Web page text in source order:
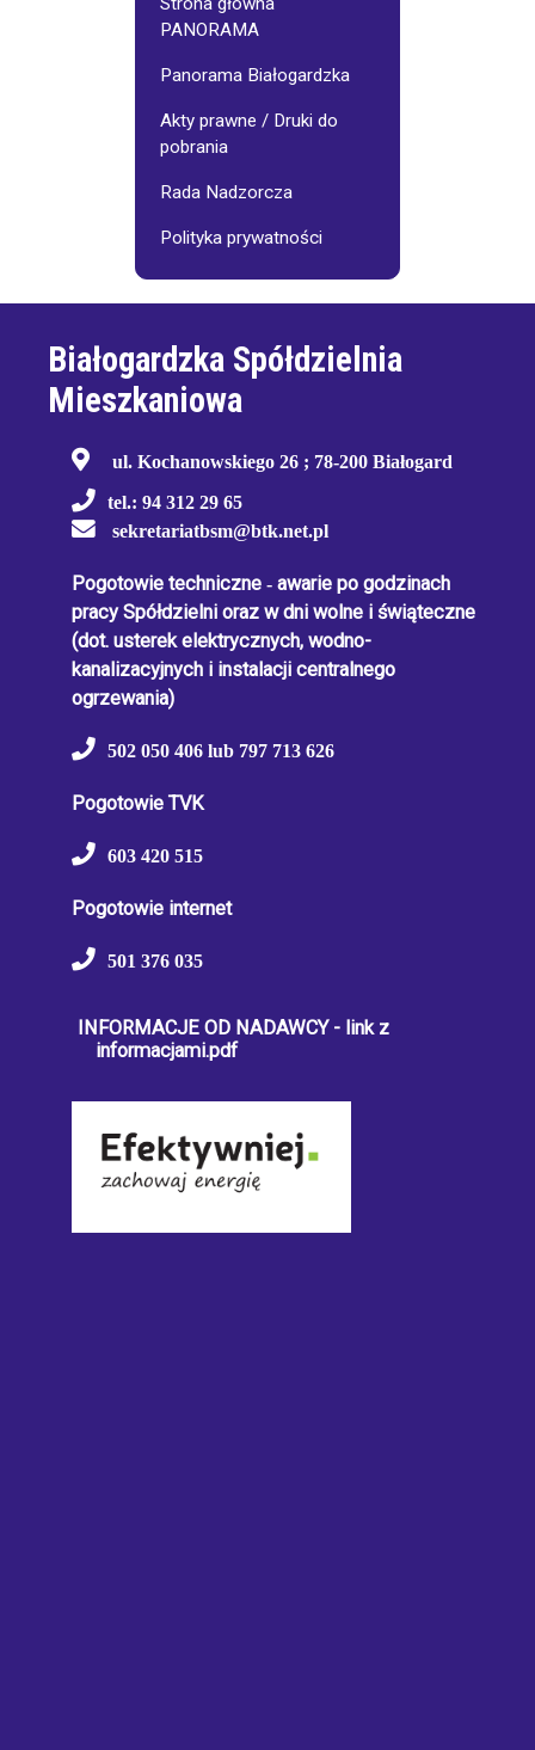
PANORAMA
Panorama Białogardzka
Akty prawne / Druki do
pobrania
Rada Nadzorcza
Polityka prywatności
Białogardzka Spółdzielnia
Mieszkaniowa
ul. Kochanowskiego 26 ; 78-200 Białogard
tel.: 94 312 29 65
sekretariatbsm@btk.net.pl
Pogotowie techniczne - awarie po godzinach
pracy Spółdzielni oraz w dni wolne i świąteczne
(dot. usterek elektrycznych, wodno-
kanalizacyjnych i instalacji centralnego
ogrzewania)
502 050 406 lub 797 713 626
Pogotowie TVK
603 420 515
Pogotowie internet
501 376 035
INFORMACJE OD NADAWCY - link z
informacjami.pdf